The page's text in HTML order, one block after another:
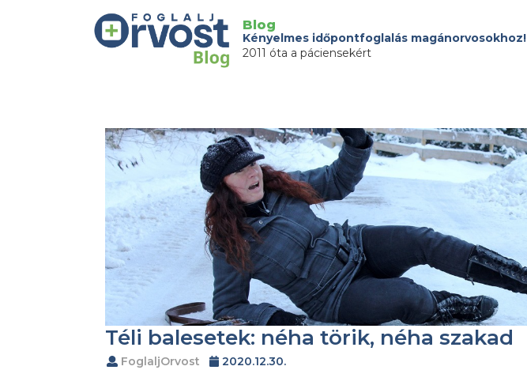
Blog
Kényelmes időpontfoglalás magánorvosokhoz!
2011 óta a páciensekért
Téli balesetek: néha törik, néha szakad
FoglaljOrvost 2020.12.30.